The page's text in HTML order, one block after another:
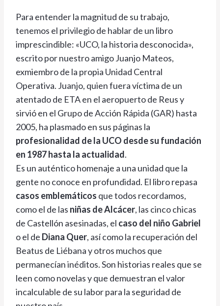
Para entender la magnitud de su trabajo,
tenemos el privilegio de hablar de un libro
imprescindible: «UCO, la historia desconocida»,
escrito por nuestro amigo Juanjo Mateos,
exmiembro de la propia Unidad Central
Operativa. Juanjo, quien fuera víctima de un
atentado de ETA en el aeropuerto de Reus y
sirvió en el Grupo de Acción Rápida (GAR) hasta
2005, ha plasmado en sus páginas la
profesionalidad de la UCO desde su fundación
en 1987 hasta la actualidad.
Es un auténtico homenaje a una unidad que la
gente no conoce en profundidad. El libro repasa
casos emblemáticos que todos recordamos,
como el de las niñas de Alcácer, las cinco chicas
de Castellón asesinadas, el caso del niño Gabriel
o el de Diana Quer, así como la recuperación del
Beatus de Liébana y otros muchos que
permanecían inéditos. Son historias reales que se
leen como novelas y que demuestran el valor
incalculable de su labor para la seguridad de